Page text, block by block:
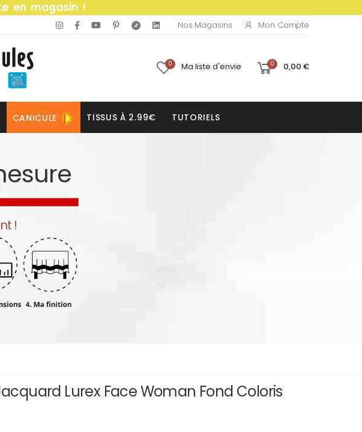
en magasin !
Nos Magasins Mon Compte
0 Ma liste d'envie 0 0,00 €
CANICULE TISSUS À 2.99€ TUTORIELS
!
Lurex Face Woman Fond Coloris